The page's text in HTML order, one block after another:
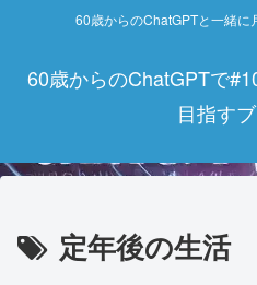
60歳からのChatGPTと一緒に
60歳からのChatGPTで
目指す
定年後の生活